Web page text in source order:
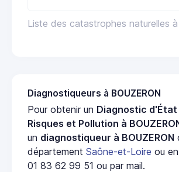
Liste des catastrophes naturelles
Diagnostiqueurs à BOUZERON
Pour obtenir un Diagnostic d'État
Risques et Pollution à
un diagnostiqueur à BOUZERON
département Saône-et-Loire ou
01 83 62 99 51 ou par mail.